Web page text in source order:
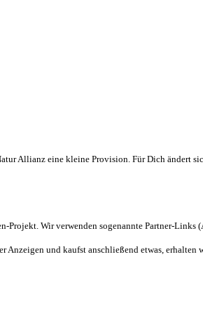
Allianz eine kleine Provision. Für Dich ändert
Wir verwenden sogenannte Partner-
und kaufst anschließend etwas,